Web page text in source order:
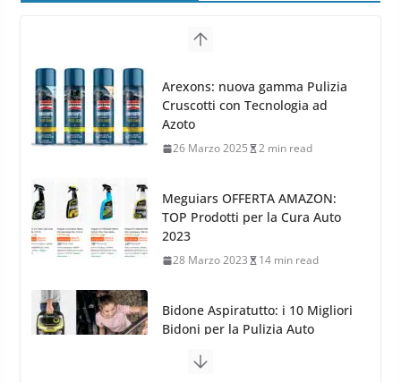
l’acquisizione di Reedijk
3 Dicembre 2024 3 min read
Meguiars OFFERTA AMAZON:
TOP Prodotti per la Cura Auto
2023
28 Marzo 2023 14 min read
Bidone Aspiratutto: i 10 Migliori
Bidoni per la Pulizia Auto
6 Maggio 2022
Gun per la tua Idropulitrice?
5 Maggio 2022 2 min read